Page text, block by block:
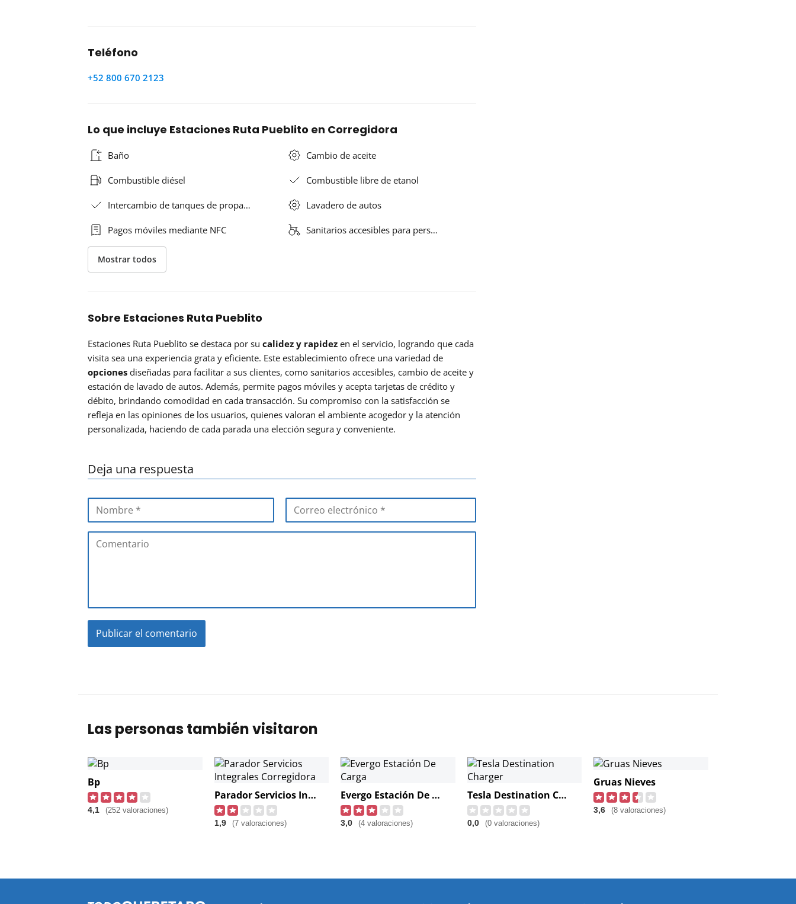
Teléfono
+52 800 670 2123
Lo que incluye Estaciones Ruta Pueblito en Corregidora
Baño Cambio de aceite
Combustible diésel Combustible libre de etanol
Intercambio de tanques de propa… Lavadero de autos
Pagos móviles mediante NFC Sanitarios accesibles para pers…
Mostrar todos
Sobre Estaciones Ruta Pueblito
Estaciones Ruta Pueblito se destaca por su calidez y rapidez en el servicio, logrando que cada
visita sea una experiencia grata y eficiente. Este establecimiento ofrece una variedad de
opciones diseñadas para facilitar a sus clientes, como sanitarios accesibles, cambio de aceite y
estación de lavado de autos. Además, permite pagos móviles y acepta tarjetas de crédito y
débito, brindando comodidad en cada transacción. Su compromiso con la satisfacción se
refleja en las opiniones de los usuarios, quienes valoran el ambiente acogedor y la atención
personalizada, haciendo de cada parada una elección segura y conveniente.
Deja una respuesta
Las personas también visitaron
Bp
4,1 (252 valoraciones)
Parador Servicios Integrales Corregidora
1,9 (7 valoraciones)
Evergo Estación De Carga
3,0 (4 valoraciones)
Tesla Destination Charger
0,0 (0 valoraciones)
Gruas Nieves
3,6 (8 valoraciones)